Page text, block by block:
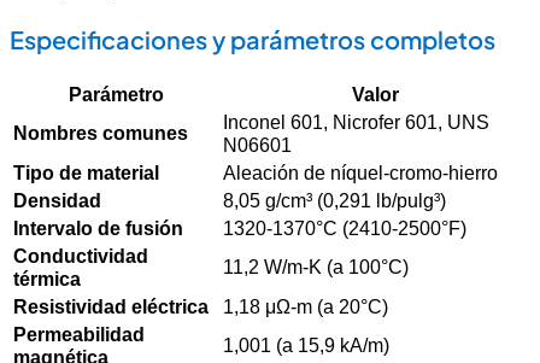
Especificaciones y parámetros completos
Parámetro
Valor
Nombres comunes
Inconel 601, Nicrofer 601, UNS
N06601
Tipo de material
Aleación de níquel-cromo-hierro
Densidad
8,05 g/cm³ (0,291 lb/pulg³)
Intervalo de fusión
1320-1370°C (2410-2500°F)
Conductividad
térmica
11,2 W/m-K (a 100°C)
Resistividad eléctrica
1,18 μΩ-m (a 20°C)
Permeabilidad
magnética
1,001 (a 15,9 kA/m)